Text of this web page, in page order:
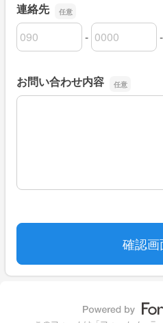
連絡先
連絡先の市外局番
-
連絡先の市内局番 -
連絡先の加入者番号
お問い合わせ内容
お問い合わせ内容